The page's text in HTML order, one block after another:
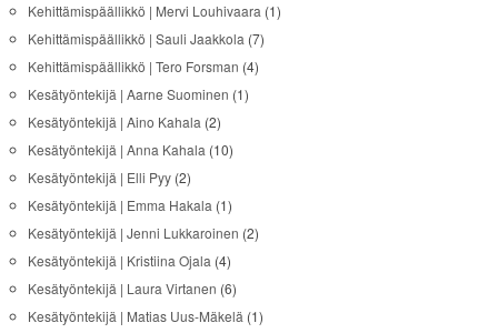
Kehittämispäällikkö | Mervi Louhivaara (1)
Kehittämispäällikkö | Sauli Jaakkola (7)
Kehittämispäällikkö | Tero Forsman (4)
Kesätyöntekijä | Aarne Suominen (1)
Kesätyöntekijä | Aino Kahala (2)
Kesätyöntekijä | Anna Kahala (10)
Kesätyöntekijä | Elli Pyy(2)
Kesätyöntekijä | Emma Hakala (1)
Kesätyöntekijä | Jenni Lukkaroinen (2)
Kesätyöntekijä | Kristiina Ojala (4)
Kesätyöntekijä | Laura Virtanen (6)
Kesätyöntekijä | Matias Uus-Mäkelä (1)